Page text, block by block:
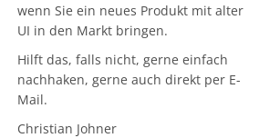
wenn Sie ein neues Produkt mit alter
UI in den Markt bringen.
Hilft das, falls nicht, gerne einfach
nachhaken, gerne auch direkt per E-
Mail.
Christian Johner